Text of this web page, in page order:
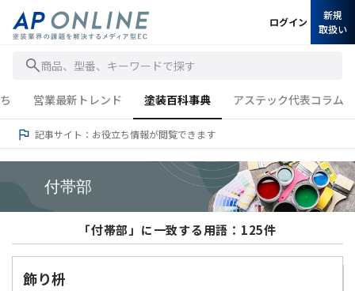
商品、型番、キーワードで探す
ログイン
新規
取扱い
営業最新トレンド 塗装百科事典 アステック代表コラム
記事サイト：お役立ち情報が閲覧できます
付帯部
「付帯部」に一致する用語：125件
飾り枡